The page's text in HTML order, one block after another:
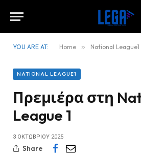
YOU ARE AT: Home » National League1
NATIONAL LEAGUE1
Πρεμιέρα στη
League 1
3 ΟΚΤΩΒΡΊΟΥ 2025
Share